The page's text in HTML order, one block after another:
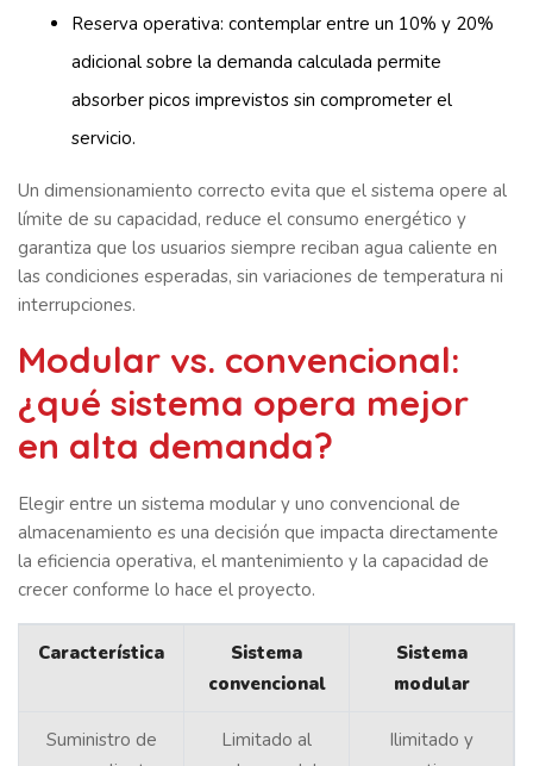
Reserva operativa: contemplar entre un 10% y 20%
adicional sobre la demanda calculada permite
absorber picos imprevistos sin comprometer el
servicio.
Un dimensionamiento correcto evita que el sistema opere al
límite de su capacidad, reduce el consumo energético y
garantiza que los usuarios siempre reciban agua caliente en
las condiciones esperadas, sin variaciones de temperatura ni
interrupciones.
Modular vs. convencional:
¿qué sistema opera mejor
en alta demanda?
Elegir entre un sistema modular y uno convencional de
almacenamiento es una decisión que impacta directamente
la eficiencia operativa, el mantenimiento y la capacidad de
crecer conforme lo hace el proyecto.
Característica
Sistema
convencional
Sistema
modular
Suministro de
Limitado al
Ilimitado y